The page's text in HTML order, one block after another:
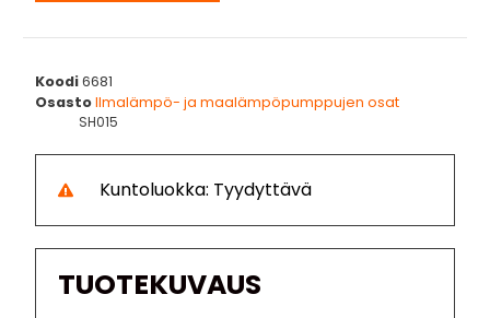
Koodi6681
OsastoIlmalämpö- ja maalämpöpumppujen osat
SH015
Kuntoluokka: Tyydyttävä
TUOTEKUVAUS